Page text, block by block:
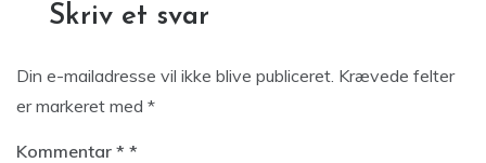
Skriv et svar
Din e-mailadresse vil ikke blive publiceret. Krævede felter
er markeret med *
Kommentar *